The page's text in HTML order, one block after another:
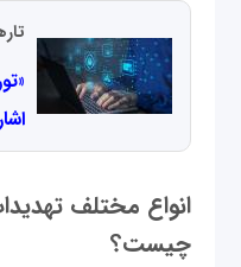
انواع مختلف
چیست؟